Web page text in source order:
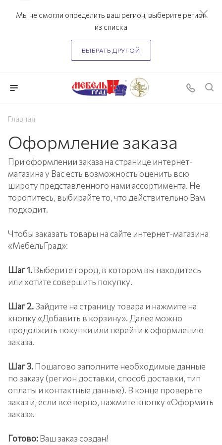
Мы не смогли определить ваш регион, выберите регион
из списка
ВЫБРАТЬ ДРУГОЙ
Главная
Оформление заказа
При оформлении заказа на странице интернет-
магазина у Вас есть возможность оценить всю
широту представленного нами ассортимента. Не
торопитесь, выбирайте то, что действительно Вам
подходит.
Чтобы заказать товары на сайте интернет-магазина
«МебельГрад»:
Шаг 1.Выберите город, в котором вы находитесь
или хотите совершить покупку.
Шаг 2.Зайдите на страницу товара и нажмите на
кнопку «Добавить в корзину». Далее можно
продолжить покупки или перейти к оформлению
заказа.
Шаг 3.Пошагово заполните необходимые данные
по заказу (регион доставки, способ доставки, тип
оплаты и контактные данные). В конце проверьте
заказ и, если всё верно, нажмите кнопку «Оформить
заказ».
Готово:Ваш заказ создан!